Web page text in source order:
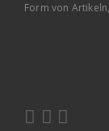
Form von
  